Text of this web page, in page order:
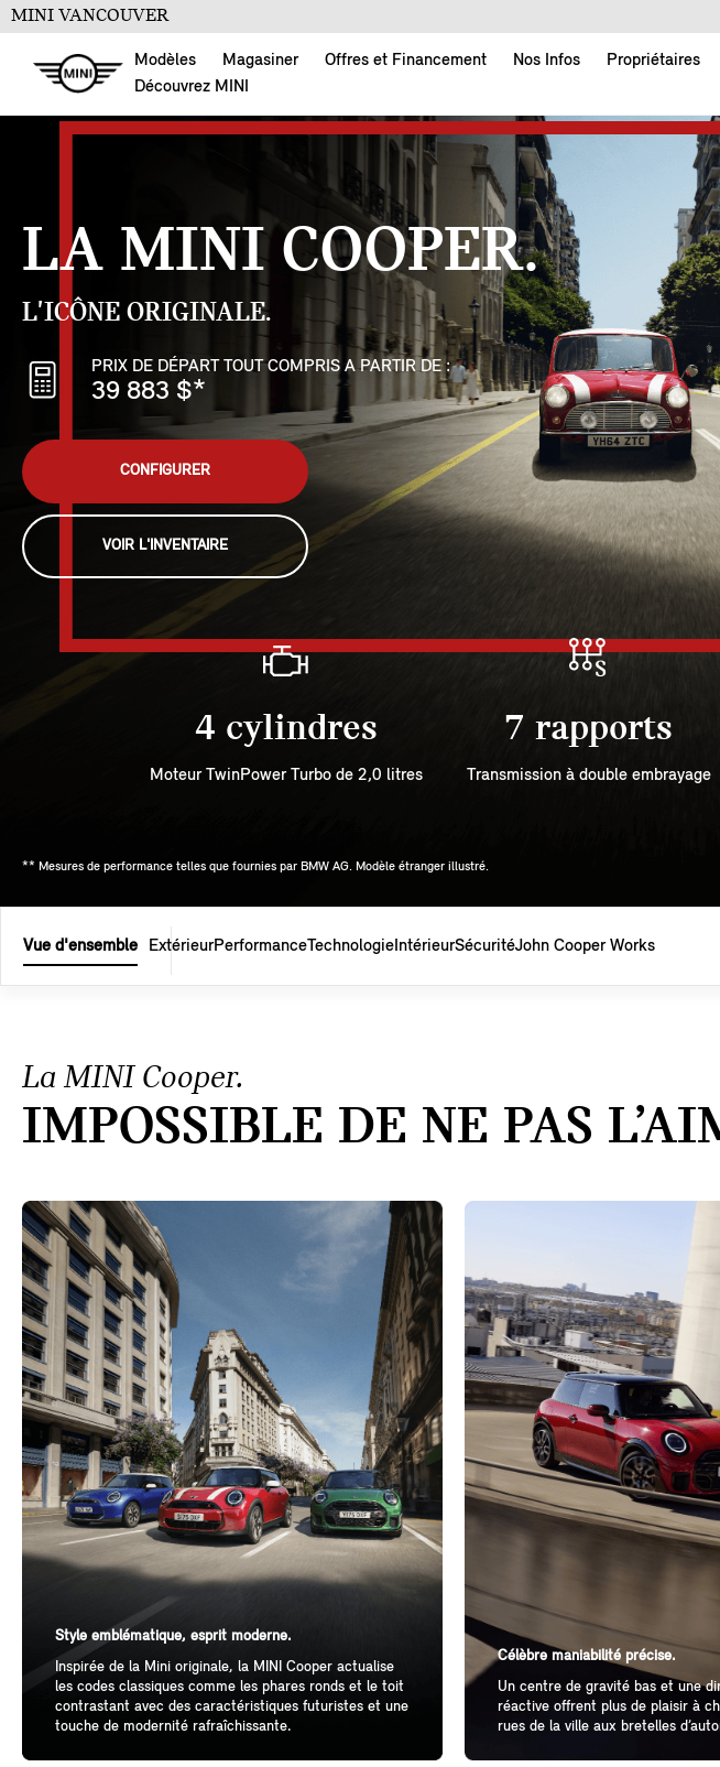
MINI VANCOUVER
Modèles Magasiner Offres et Financement Nos Infos
Propriétaires
Découvrez MINI
** Mesures de performance telles que fournies par BMW AG. Modèle étranger illustré.
LA MINI COOPER.
L'ICÔNE ORIGINALE.
PRIX DE DÉPART TOUT COMPRIS A PARTIR DE :
39 883 $*
CONFIGURER
VOIR L'INVENTAIRE
4 cylindres
Moteur TwinPower Turbo de 2,0 litres
7 rapports
Transmission à double embrayage
Vue d'ensemble ExtérieurPerformanceTechnologie IntérieurSécuritéJohn Cooper Works
La MINI Cooper.
IMPOSSIBLE DE NE PAS
Style emblématique, esprit moderne.
Inspirée de la Mini originale, la MINI Cooper actualise
les codes classiques comme les phares ronds et le toit
contrastant avec des caractéristiques futuristes et une
touche de modernité rafraîchissante.
Célèbre maniabilité précise.
Un centre de gravité bas et une
réactive offrent plus de plaisir à
rues de la ville aux bretelles